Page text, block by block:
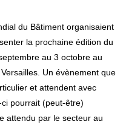
la prochaine édition du
au 3 octobre au
Un évènement que
et attendent avec
pourrait (peut-être)
attendu par le secteur au